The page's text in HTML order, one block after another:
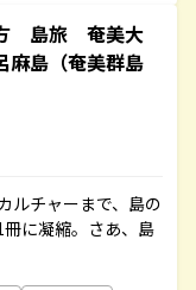
島旅 奄美大
島（奄美群島
ルチャーまで、島の
に凝縮。さあ、島